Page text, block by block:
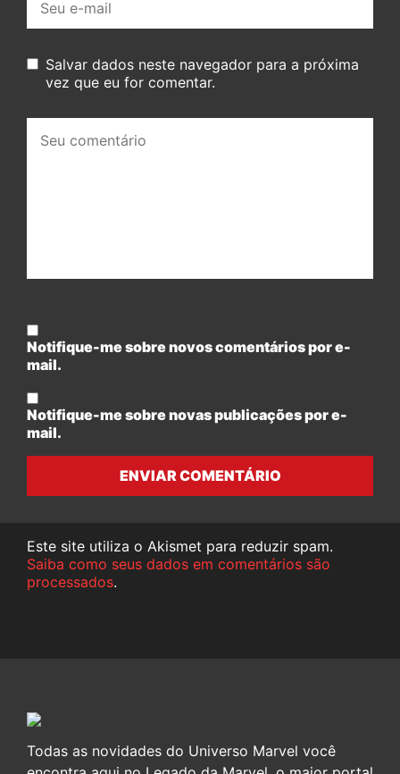
mail:
Salvar dados neste navegador para a próxima
vez que eu for comentar.
comentário:
Notifique-me sobre novos comentários por e-
mail.
Notifique-me sobre novas publicações por e-
mail.
ENVIAR COMENTÁRIO
Este site utiliza o Akismet para reduzir spam.
Saiba como seus dados em comentários são
processados.
Todas as novidades do Universo Marvel você